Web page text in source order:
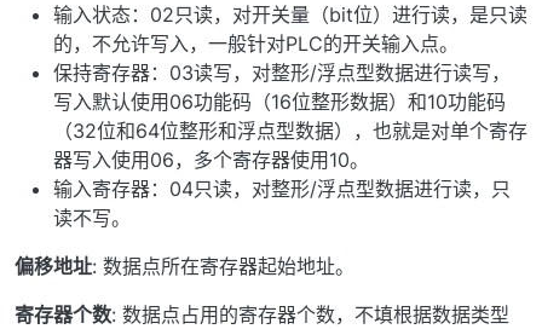
输入状态：02只读，对开关量（bit位）进行读，是只读
的，不允许写入，一般针对PLC的开关输入点。
保持寄存器：03读写，对整形/浮点型数据进行读写，
写入默认使用06功能码（16位整形数据）和10功能码
（32位和64位整形和浮点型数据），也就是对单个寄存
器写入使用06，多个寄存器使用10。
输入寄存器：04只读，对整形/浮点型数据进行读，只
读不写。
偏移地址: 数据点所在寄存器起始地址。
寄存器个数: 数据点占用的寄存器个数，不填根据数据类型